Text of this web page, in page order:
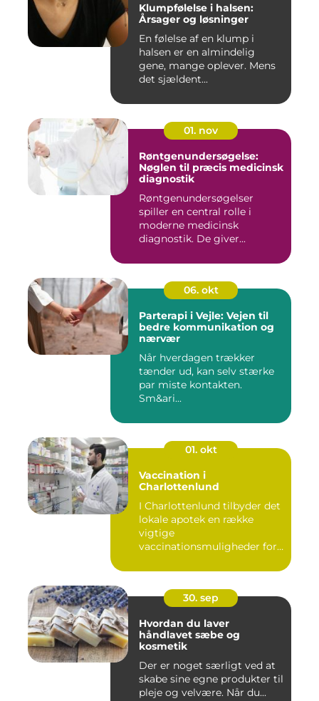
Klumpfølelse i halsen:
Årsager og løsninger
En følelse af en klump i
halsen er en almindelig
gene, mange oplever. Mens
det sjældent...
01. nov
Røntgenundersøgelse:
Nøglen til præcis medicinsk
diagnostik
Røntgenundersøgelser
spiller en central rolle i
moderne medicinsk
diagnostik. De giver...
06. okt
Parterapi i Vejle: Vejen til
bedre kommunikation og
nærvær
Når hverdagen trækker
tænder ud, kan selv stærke
par miste kontakten.
Sm&ari...
01. okt
Vaccination i
Charlottenlund
I Charlottenlund tilbyder det
lokale apotek en række
vigtige
vaccinationsmuligheder for
30. sep
Hvordan du laver
håndlavet sæbe og
kosmetik
Der er noget særligt ved at
skabe sine egne produkter til
pleje og velvære. Når du...